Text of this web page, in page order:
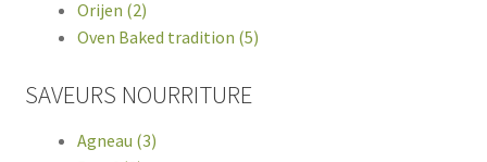
Orijen (2)
Oven Baked tradition (5)
SAVEURS NOURRITURE
Agneau (3)